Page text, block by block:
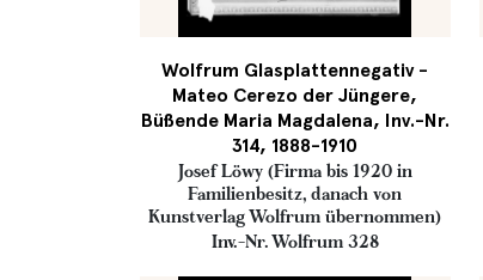
Wolfrum Glasplattennegativ -
Mateo Cerezo der Jüngere,
Büßende Maria Magdalena, Inv.-Nr.
314, 1888-1910
Josef Löwy (Firma bis 1920 in
Familienbesitz, danach von
Kunstverlag Wolfrum übernommen)
Inv.-Nr. Wolfrum 328